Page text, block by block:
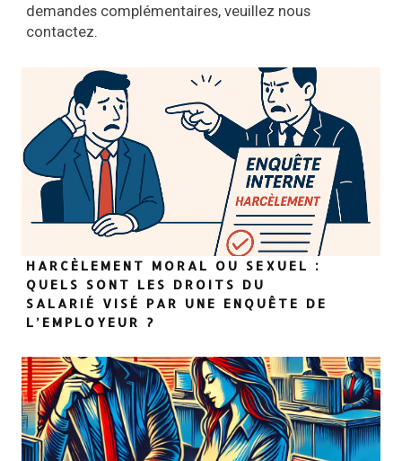
demandes complémentaires, veuillez nous
contactez.
HARCÈLEMENT MORAL OU SEXUEL :
QUELS SONT LES DROITS DU
SALARIÉ VISÉ PAR UNE ENQUÊTE DE
L’EMPLOYEUR ?